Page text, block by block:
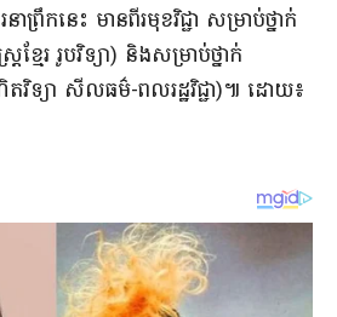
រឹក​នេះ មាន​ពីរ​មុខវិជ្ជា សម្រាប់​ថ្នាក់​
ខ្មែរ រូបវិទ្យា​) និង​សម្រាប់​ថ្នាក់​
វិទ្យា សីលធម៌​-​ពលរដ្ឋ​វិជ្ជា​)៕​ ដោយ​៖​